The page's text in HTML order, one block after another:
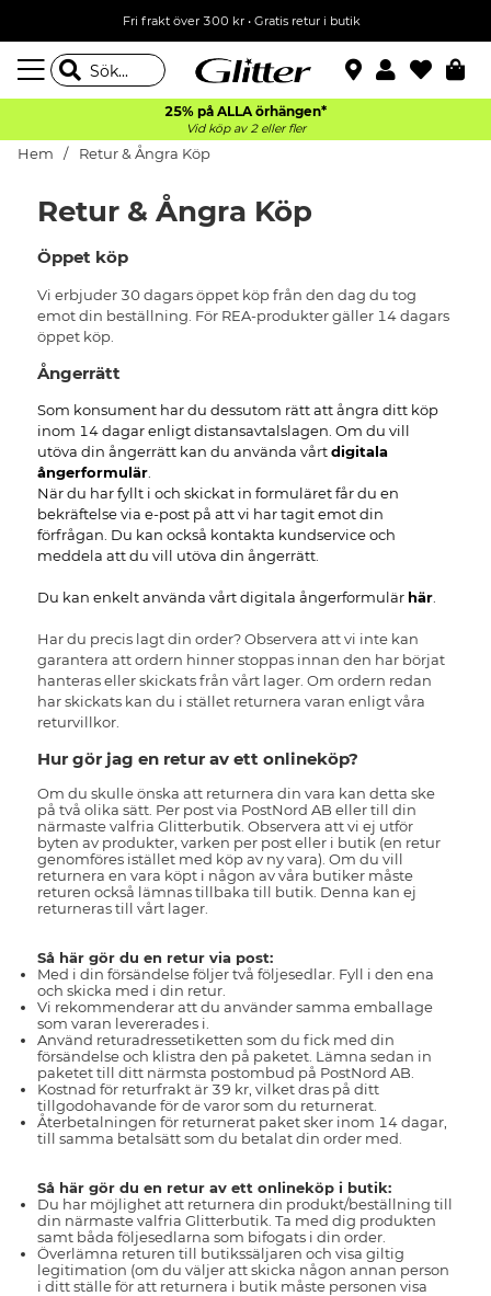
Fri frakt över 300 kr• Gratis retur i butik
25% på ALLA örhängen*
Vid köp av 2 eller fler
Hem Retur & Ångra Köp
Retur & Ångra Köp
Öppet köp
Vi erbjuder 30 dagars öppet köp från den dag du tog
emot din beställning. För REA-produkter gäller 14 dagars
öppet köp.
Ångerrätt
Som konsument har du dessutom rätt att ångra ditt köp
inom 14 dagar enligt distansavtalslagen. Om du vill
utöva din ångerrätt kan du använda vårtdigitala
ångerformulär
När du har fyllt i och skickat in formuläret får du en
bekräftelse via e-post på att vi har tagit emot din
förfrågan. Du kan också kontakta kundservice och
meddela att du vill utöva din ångerrätt.
Du kan enkelt använda vårt digitala ångerformulär här
Har du precis lagt din order? Observera att vi inte kan
garantera att ordern hinner stoppas innan den har börjat
hanteras eller skickats från vårt lager. Om ordern redan
har skickats kan du i stället returnera varan enligt våra
returvillkor.
Hur gör jag en retur av ett onlineköp?
Om du skulle önska att returnera din vara kan detta ske
på två olika sätt. Per post via PostNord AB eller till din
närmaste valfria Glitterbutik. Observera att vi ej utför
byten av produkter, varken per post eller i butik (en retur
genomföres istället med köp av ny vara). Om du vill
returnera en vara köpt i någon av våra butiker måste
returen också lämnas tillbaka till butik. Denna kan ej
returneras till vårt lager.
Så här gör du en retur via post:
Med i din försändelse följer två följesedlar. Fyll i den ena
och skicka med i din retur.
Vi rekommenderar att du använder samma emballage
som varan levererades i.
Använd returadressetiketten som du fick med din
försändelse och klistra den på paketet. Lämna sedan in
paketet till ditt närmsta postombud på PostNord AB.
Kostnad för returfrakt är 39 kr, vilket dras på ditt
tillgodohavande för de varor som du returnerat.
Återbetalningen för returnerat paket sker inom 14 dagar,
till samma betalsätt som du betalat din order med.
Så här gör du en retur av ett onlineköp i butik:
Du har möjlighet att returnera din produkt/beställning till
din närmaste valfria Glitterbutik. Ta med dig produkten
samt båda följesedlarna som bifogats i din order.
Överlämna returen till butikssäljaren och visa giltig
legitimation (om du väljer att skicka någon annan person
i ditt ställe för att returnera i butik måste personen visa